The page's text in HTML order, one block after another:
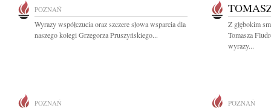
POZNAŃ
Wyrazy współczucia oraz szczere słowa wsparcia dla
naszego kolegi Grzegorza Pruszyńskiego...
Z głębokim
Tomasza
wyrazy...
POZNAŃ POZNAŃ